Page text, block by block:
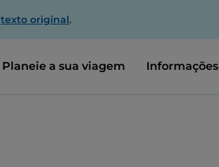
texto original.
Planeie a sua viagem Informações